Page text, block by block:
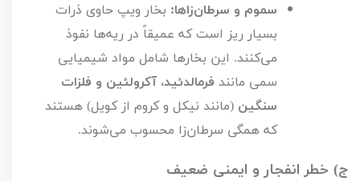
سموم و سرطان‌زاها: بخار ویپ حاوی ذرات
بسیار ریز است که عمیقاً در ریه‌ها نفوذ
می‌کنند. این بخارها شامل مواد شیمیایی
سمی مانند فرمالدئید، آکرولئین و فلزات
سنگین (مانند نیکل و کروم از کویل) هستند
که همگی سرطان‌زا محسوب می‌شوند.
ج) خطر انفجار و ایمنی ضعیف